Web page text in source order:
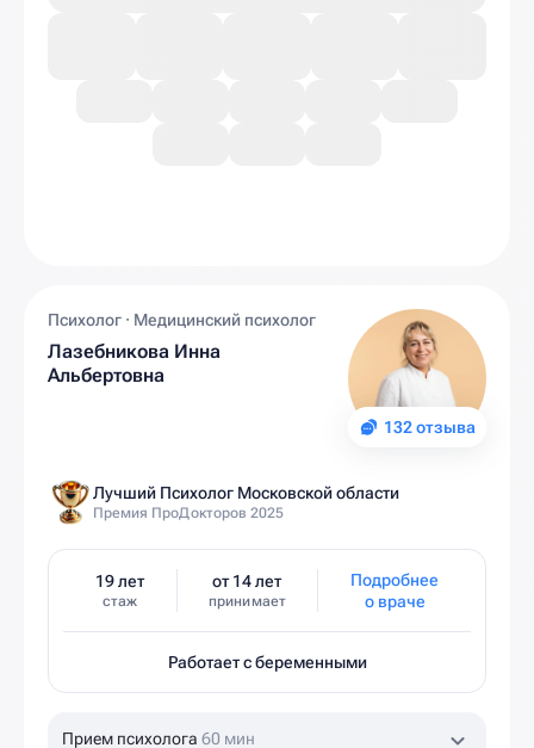
132 отзыва
Психолог · Медицинский психолог
Лазебникова Инна
Альбертовна
Лучший Психолог Московской области
Премия ПроДокторов 2025
19 лет
стаж
от 14 лет
принимает
Подробнее
о враче
Работает с беременными
Прием психолога 60 мин